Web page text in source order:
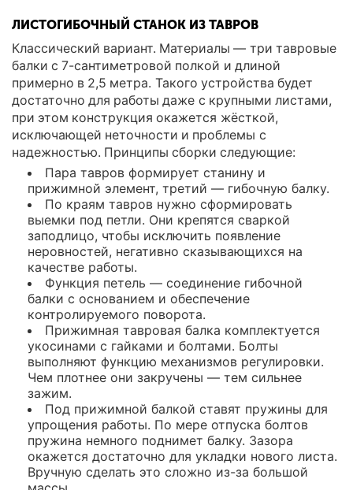
ЛИСТОГИБОЧНЫЙ СТАНОК ИЗ ТАВРОВ
Классический вариант. Материалы — три тавровые
балки с 7-сантиметровой полкой и длиной
примерно в 2,5 метра. Такого устройства будет
достаточно для работы даже с крупными листами,
при этом конструкция окажется жёсткой,
исключающей неточности и проблемы с
надежностью. Принципы сборки следующие:
Пара тавров формирует станину и
прижимной элемент, третий — гибочную балку.
По краям тавров нужно сформировать
выемки под петли. Они крепятся сваркой
заподлицо, чтобы исключить появление
неровностей, негативно сказывающихся на
качестве работы.
Функция петель — соединение гибочной
балки с основанием и обеспечение
контролируемого поворота.
Прижимная тавровая балка комплектуется
укосинами с гайками и болтами. Болты
выполняют функцию механизмов регулировки.
Чем плотнее они закручены — тем сильнее
зажим.
Под прижимной балкой ставят пружины для
упрощения работы. По мере отпуска болтов
пружина немного поднимет балку. Зазора
окажется достаточно для укладки нового листа.
Вручную сделать это сложно из-за большой